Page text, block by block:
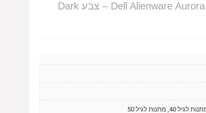
מחשב מותג שולחני ‎Dell Alienware Aurora R15 AL-RD33-14137 – צבע Dark